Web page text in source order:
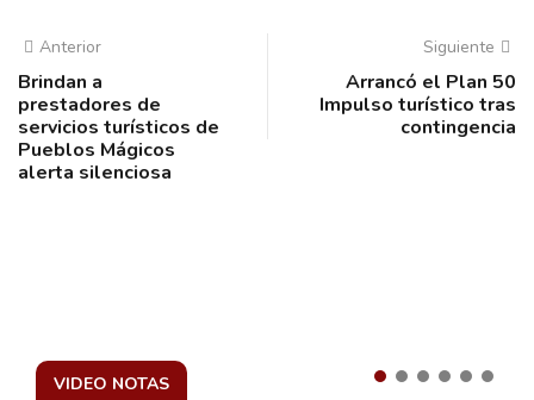
Anterior
Brindan a
prestadores de
servicios turísticos de
Pueblos Mágicos
alerta silenciosa
Siguiente
Arrancó el Plan 50
Impulso turístico tras
contingencia
VIDEO NOTAS